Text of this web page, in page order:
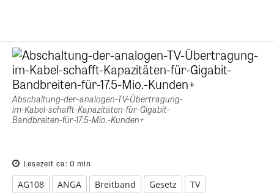
Abschaltung-der-analogen-TV-Übertragung-
im-Kabel-schafft-Kapazitäten-für-Gigabit-
Bandbreiten-für-17.5-Mio.-Kunden+
Lesezeit ca: 0 min.
AG108 ANGA Breitband Gesetz TV